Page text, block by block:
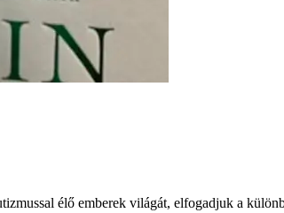
élő emberek világát, elfogadjuk a